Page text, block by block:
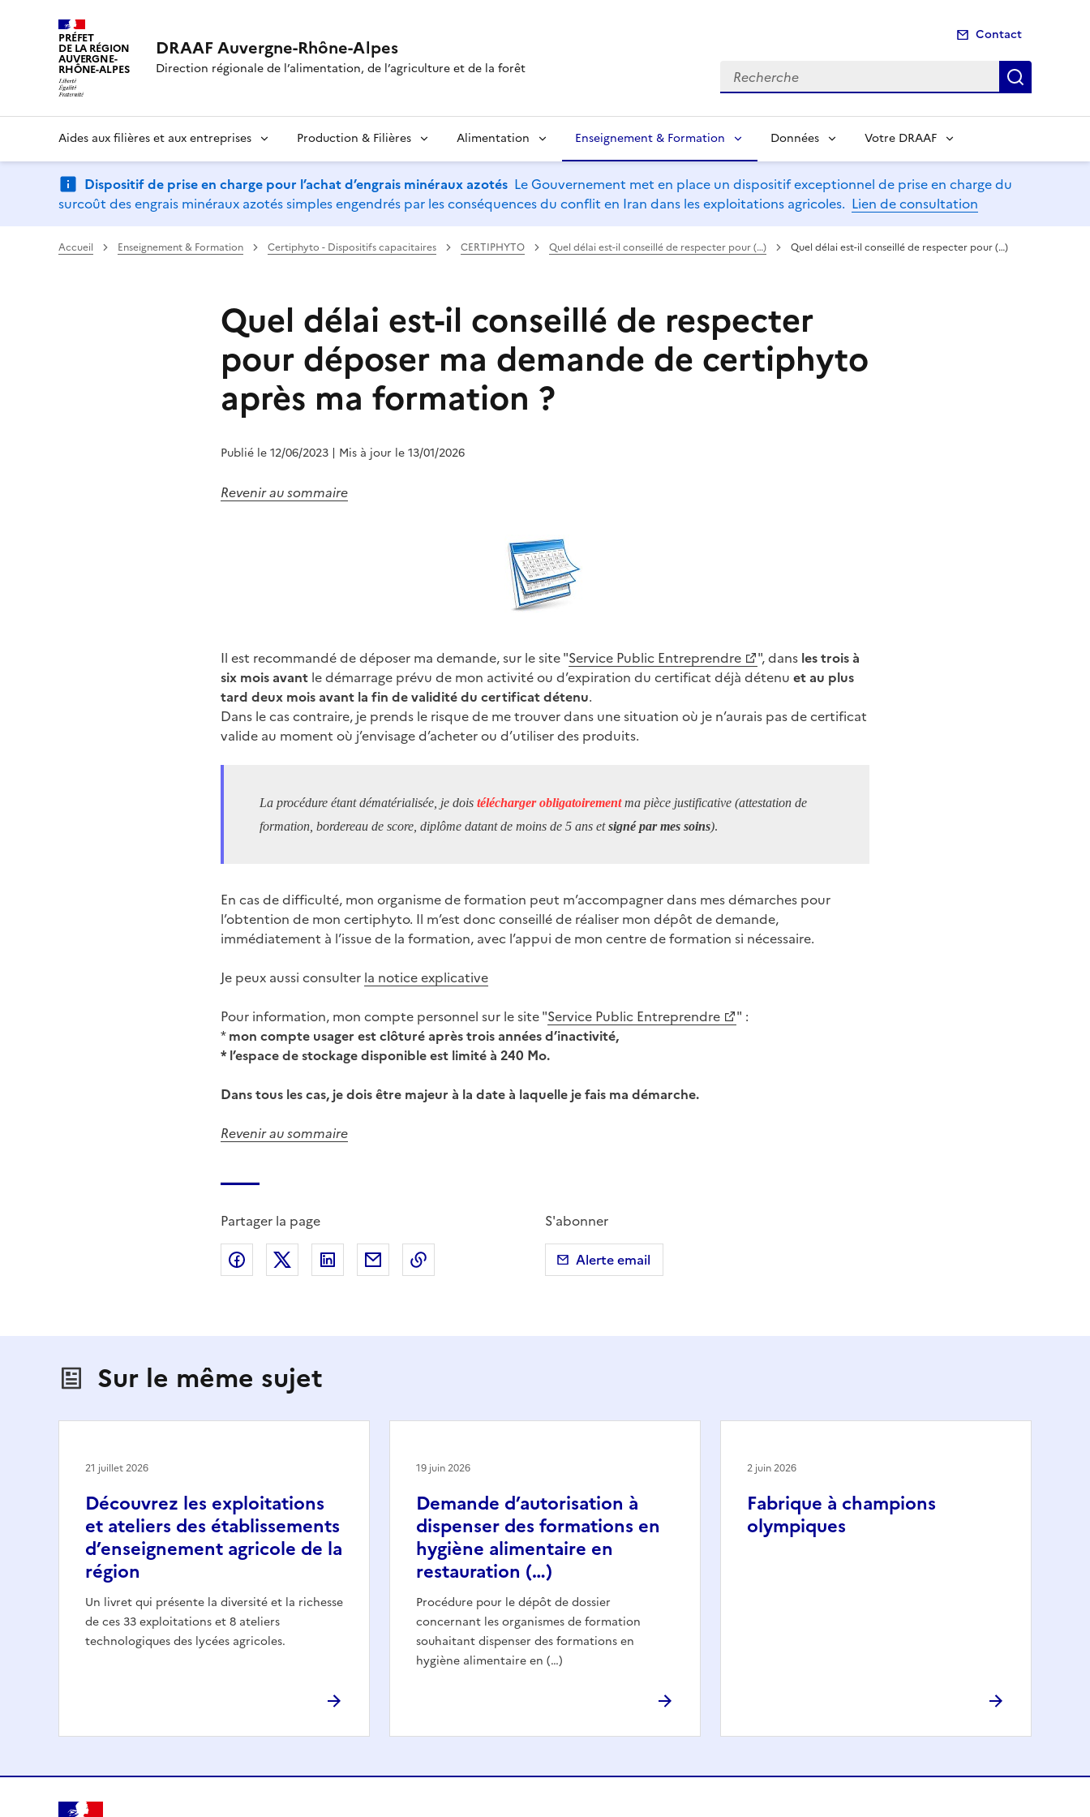
PRÉFET
DE LA RÉGION
AUVERGNE-
RHÔNE-ALPES
DRAAF Auvergne-Rhône-Alpes
Direction régionale de l’alimentation, de l’agriculture et de la forêt
Contact
Recherche
Aides aux filières et aux entreprises Production & Filières Alimentation Enseignement & Formation Données Votre DRAAF
Dispositif de prise en charge pour l’achat d’engrais minéraux azotés Le Gouvernement met en place un dispositif exceptionnel de prise en charge du
surcoût des engrais minéraux azotés simples engendrés par les conséquences du conflit en Iran dans les exploitations agricoles. Lien de consultation
Accueil Enseignement & Formation Certiphyto - Dispositifs capacitaires CERTIPHYTO Quel délai est-il conseillé de respecter pour (…) Quel délai est-il conseillé de respecter pour (…)
Quel délai est-il conseillé de respecter
pour déposer ma demande de certiphyto
après ma formation ?
Publié le 12/06/2023 | Mis à jour le 13/01/2026
Revenir au sommaire
Il est recommandé de déposer ma demande, sur le site "Service Public Entreprendre ", dans les trois à
six mois avant le démarrage prévu de mon activité ou d’expiration du certificat déjà détenu et au plus
tard deux mois avant la fin de validité du certificat détenu.
Dans le cas contraire, je prends le risque de me trouver dans une situation où je n’aurais pas de certificat
valide au moment où j’envisage d’acheter ou d’utiliser des produits.
La procédure étant dématérialisée, je dois télécharger obligatoirementma pièce justificative (attestation de
formation, bordereau de score, diplôme datant de moins de 5 ans etsigné par mes soins).
En cas de difficulté, mon organisme de formation peut m’accompagner dans mes démarches pour
l’obtention de mon certiphyto. Il m’est donc conseillé de réaliser mon dépôt de demande,
immédiatement à l’issue de la formation, avec l’appui de mon centre de formation si nécessaire.
Je peux aussi consulter la notice explicative
Pour information, mon compte personnel sur le site "Service Public Entreprendre
" :
*mon compte usager est clôturé après trois années d’inactivité,
* l’espace de stockage disponible est limité à 240 Mo.
Dans tous les cas, je dois être majeur à la date à laquelle je fais ma démarche.
Revenir au sommaire
Partager la page
Partager sur Facebook
Partager sur X (anciennement Twitter)
Partager sur LinkedIn
Partager par emailCopier dans le presse-papier
S'abonner
Alerte email
Sur le même sujet
Découvrez les exploitations
et ateliers des établissements
d’enseignement agricole de la
région
Un livret qui présente la diversité et la richesse
de ces 33 exploitations et 8 ateliers
technologiques des lycées agricoles.
21 juillet 2026
Demande d’autorisation à
dispenser des formations en
hygiène alimentaire en
restauration (…)
Procédure pour le dépôt de dossier
concernant les organismes de formation
souhaitant dispenser des formations en
hygiène alimentaire en (…)
19 juin 2026
Fabrique à champions
olympiques
2 juin 2026